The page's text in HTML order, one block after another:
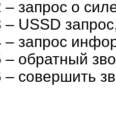
– запрос о
– USSD
– запрос
– обратный
– совершить